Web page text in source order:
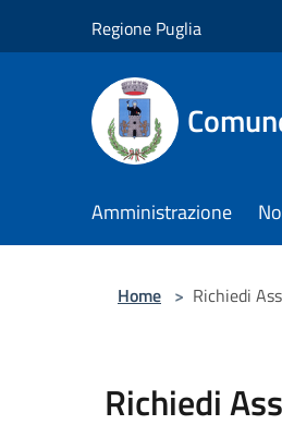
Regione Puglia
Amministrazione
Home > Richiedi
Richiedi